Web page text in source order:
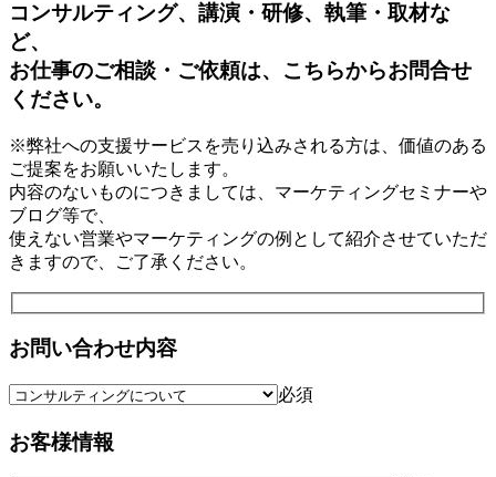
コンサルティング、講演・研修、執筆・取材な
ど、
お仕事のご相談・ご依頼は、こちらからお問合せ
ください。
※弊社への支援サービスを売り込みされる方は、価値のある
ご提案をお願いいたします。
内容のないものにつきましては、マーケティングセミナーや
ブログ等で、
使えない営業やマーケティングの例として紹介させていただ
きますので、ご了承ください。
お問い合わせ内容
必須
お客様情報